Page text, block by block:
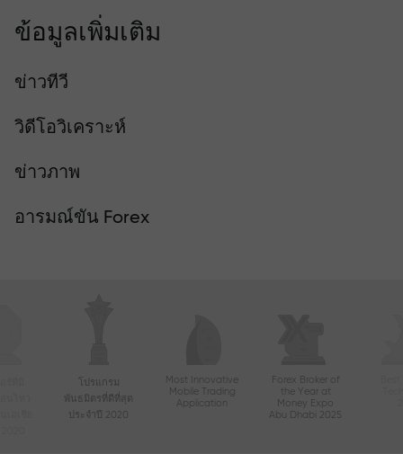
ข้อมูลเพิ่มเติม
ข่าวทีวี
วิดีโอวิเคราะห์
ข่าวภาพ
อารมณ์ขัน Forex
โปรแกรม
พันธมิตรที่ดีที่สุด
ประจำปี 2020
Most Innovative
Mobile Trading
Application
Forex Broker of
the Year at
Money Expo
Abu Dhabi 2025